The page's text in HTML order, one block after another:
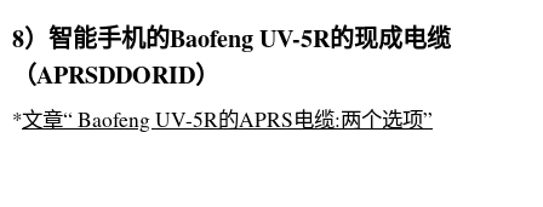
8）智能手机的Baofeng UV-5R的现成电缆
（APRSDDORID）
*文章“ Baofeng UV-5R的APRS电缆:两个选项”